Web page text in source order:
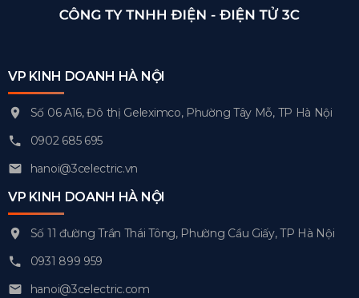
VP KINH DOANH HÀ NỘI
Số 06 A16, Đô thị Geleximco, Phường Tây Mỗ, TP Hà Nội
0902 685 695
hanoi@3celectric.vn
VP KINH DOANH HÀ NỘI
Số 11 đường Trần Thái Tông, Phường Cầu Giấy, TP Hà Nội
0931 899 959
hanoi@3celectric.com